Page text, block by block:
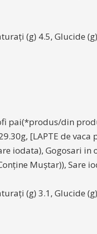
(g) 4.5, Glucide
pai(*produs/din
[LAPTE de
iodata), Gogosari in
Muștar)), Sare
(g) 3.1, Glucide